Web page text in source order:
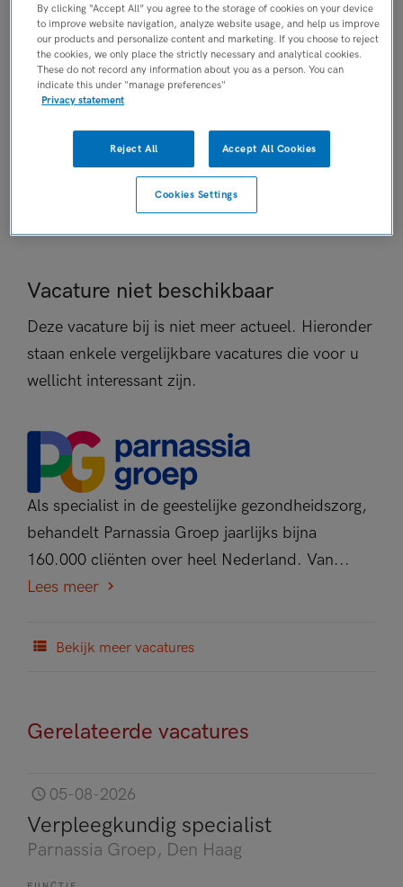
Niet nader bepaald
PLAATSINGSDATUM
3 november 2025
NIVEAU
ERVARING
Niet nader bepaald
Vacature niet beschikbaar
Deze vacature bij is niet meer actueel. Hieronder
staan enkele vergelijkbare vacatures die voor u
wellicht interessant zijn.
Als specialist in de geestelijke gezondheidszorg,
behandelt Parnassia Groep jaarlijks bijna
160.000 cliënten over heel Nederland. Van...
Lees meer
Bekijk meer vacatures
Gerelateerde vacatures
05-08-2026
Verpleegkundig specialist
Parnassia Groep, Den Haag
By clicking “Accept All” you agree to the storage of cookies on your device
to improve website navigation, analyze website usage, and help us improve
our products and personalize content and marketing. If you choose to reject
the cookies, we only place the strictly necessary and analytical cookies.
These do not record any information about you as a person. You can
indicate this under "manage preferences"
Privacy statement
Reject All Accept All Cookies
Cookies Settings